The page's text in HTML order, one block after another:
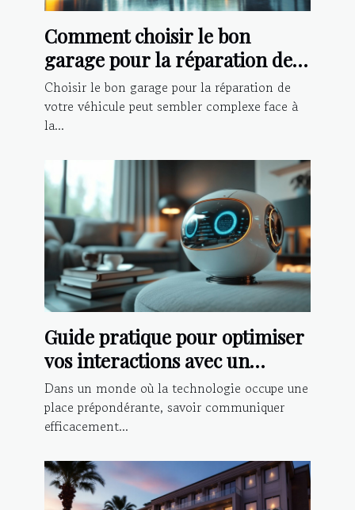
Comment choisir le bon
garage pour la réparation de
votre véhicule ?
Choisir le bon garage pour la réparation de
votre véhicule peut sembler complexe face à
la...
Guide pratique pour optimiser
vos interactions avec un
chatbot IA
Dans un monde où la technologie occupe une
place prépondérante, savoir communiquer
efficacement...